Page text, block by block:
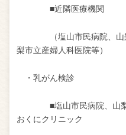
■近隣医療機関
（塩山市民病院、山梨
梨市立産婦人科医院等）
・乳がん検診
■塩山市民病院、山梨
おくにクリニック